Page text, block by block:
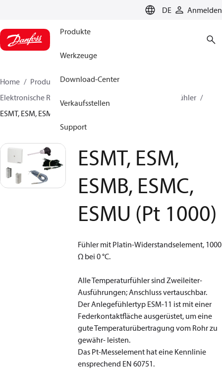
DE Anmelden
Produkte
Werkzeuge
Download-Center
Verkaufsstellen
Support
Home Produkte
Lösung für Wärmetechnik
Elektronische Regler und Überwachungslösungen
Fühler
ESMT, ESM, ESMB, ESMC, ESMU (Pt 1000)
ESMT, ESM,
ESMB, ESMC,
ESMU (Pt 1000)
Fühler mit Platin-Widerstandselement, 1000
Ω bei 0 °C.
Alle Temperaturfühler sind Zweileiter-
Ausführungen; Anschluss vertauschbar.
Der Anlegefühlertyp ESM-11 ist mit einer
Federkontaktfläche ausgerüstet, um eine
gute Temperaturübertragung vom Rohr zu
gewähr- leisten.
Das Pt-Messelement hat eine Kennlinie
ensprechend EN 60751.